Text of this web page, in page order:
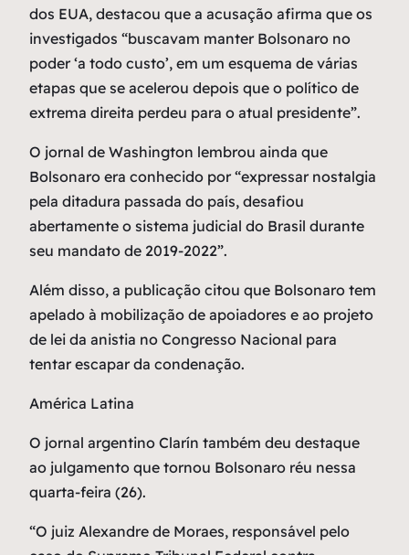
dos EUA, destacou que a acusação afirma que os
investigados “buscavam manter Bolsonaro no
poder ‘a todo custo’, em um esquema de várias
etapas que se acelerou depois que o político de
extrema direita perdeu para o atual presidente”.
O jornal de Washington lembrou ainda que
Bolsonaro era conhecido por “expressar nostalgia
pela ditadura passada do país, desafiou
abertamente o sistema judicial do Brasil durante
seu mandato de 2019-2022”.
Além disso, a publicação citou que Bolsonaro tem
apelado à mobilização de apoiadores e ao projeto
de lei da anistia no Congresso Nacional para
tentar escapar da condenação.
América Latina
O jornal argentino Clarín também deu destaque
ao julgamento que tornou Bolsonaro réu nessa
quarta-feira (26).
“O juiz Alexandre de Moraes, responsável pelo